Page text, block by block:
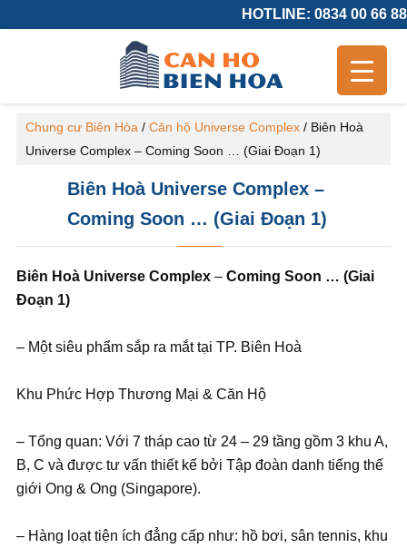
HOTLINE: 0834 00 66 88
Chung cư Biên Hòa / Căn hộ Universe Complex/ Biên Hoà
Universe Complex – Coming Soon … (Giai Đoạn 1)
Biên Hoà Universe Complex –
Coming Soon … (Giai Đoạn 1)
Biên Hoà Universe Complex– Coming Soon … (Giai
Đoạn 1)
– Một siêu phẩm sắp ra mắt tại TP. Biên Hoà
Khu Phức Hợp Thương Mại & Căn Hộ
– Tổng quan: Với 7 tháp cao từ 24 – 29 tầng gồm 3 khu A,
B, C và được tư vấn thiết kế bởi Tập đoàn danh tiếng thế
giới Ong & Ong (Singapore).
– Hàng loạt tiện ích đẳng cấp như: hồ bơi, sân tennis, khu